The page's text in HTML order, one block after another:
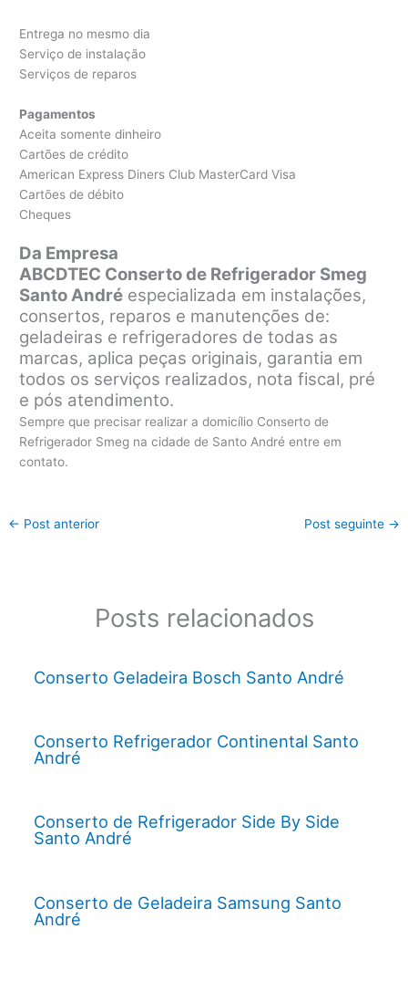
Entrega no mesmo dia
Serviço de instalação
Serviços de reparos
Pagamentos
Aceita somente dinheiro
Cartões de crédito
American Express Diners Club MasterCard Visa
Cartões de débito
Cheques
Da Empresa
ABCDTEC Conserto de Refrigerador Smeg
Santo André especializada em instalações,
consertos, reparos e manutenções de:
geladeiras e refrigeradores de todas as
marcas, aplica peças originais, garantia em
todos os serviços realizados, nota fiscal, pré
e pós atendimento.
Sempre que precisar realizar a domicílio Conserto de
Refrigerador Smeg na cidade de Santo André entre em
contato.
← Post anterior Post seguinte →
Posts relacionados
Conserto Geladeira Bosch Santo André
Conserto Refrigerador Continental Santo
André
Conserto de Refrigerador Side By Side
Santo André
Conserto de Geladeira Samsung Santo
André